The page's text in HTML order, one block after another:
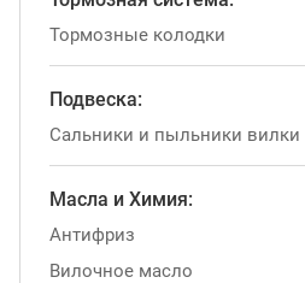
Тормозные колодки
Подвеска:
Сальники и пыльники вилки
Масла и Химия:
Антифриз
Вилочное масло